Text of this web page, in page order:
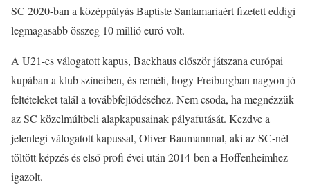
SC 2020-ban a középpályás Baptiste Santamariaért fizetett eddigi
legmagasabb összeg 10 millió euró volt.
A U21-es válogatott kapus, Backhaus először játszana európai
kupában a klub színeiben, és reméli, hogy Freiburgban nagyon jó
feltételeket talál a továbbfejlődéséhez. Nem csoda, ha megnézzük
az SC közelmúltbeli alapkapusainak pályafutását. Kezdve a
jelenlegi válogatott kapussal, Oliver Baumannnal, aki az SC-nél
töltött képzés és első profi évei után 2014-ben a Hoffenheimhez
igazolt.